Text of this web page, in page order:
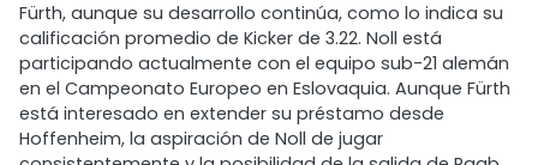
Fürth, aunque su desarrollo continúa, como lo indica su
calificación promedio de Kicker de 3.22. Noll está
participando actualmente con el equipo sub-21 alemán
en el Campeonato Europeo en Eslovaquia. Aunque Fürth
está interesado en extender su préstamo desde
Hoffenheim, la aspiración de Noll de jugar